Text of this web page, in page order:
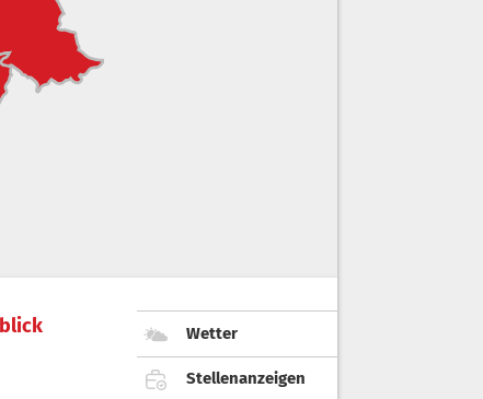
Wetter
Stellenanzeigen